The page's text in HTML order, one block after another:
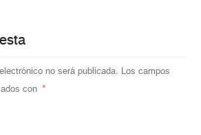
no será publicada. Los campos
con *